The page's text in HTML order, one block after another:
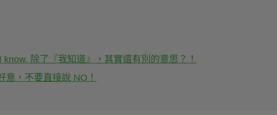
know. 除了『我知道』，其實還有別的意思？！
意，不要直接說 NO！